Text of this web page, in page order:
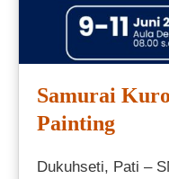
Samurai
Painting
Dukuhseti, Pati –